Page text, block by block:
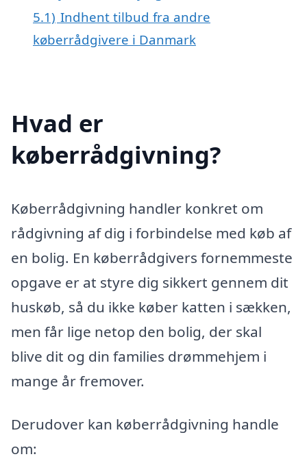
5.1) Indhent tilbud fra andre
køberrådgivere i Danmark
Hvad er
køberrådgivning?
Køberrådgivning handler konkret om
rådgivning af dig i forbindelse med køb af
en bolig. En køberrådgivers fornemmeste
opgave er at styre dig sikkert gennem dit
huskøb, så du ikke køber katten i sækken,
men får lige netop den bolig, der skal
blive dit og din families drømmehjem i
mange år fremover.
Derudover kan køberrådgivning handle
om: